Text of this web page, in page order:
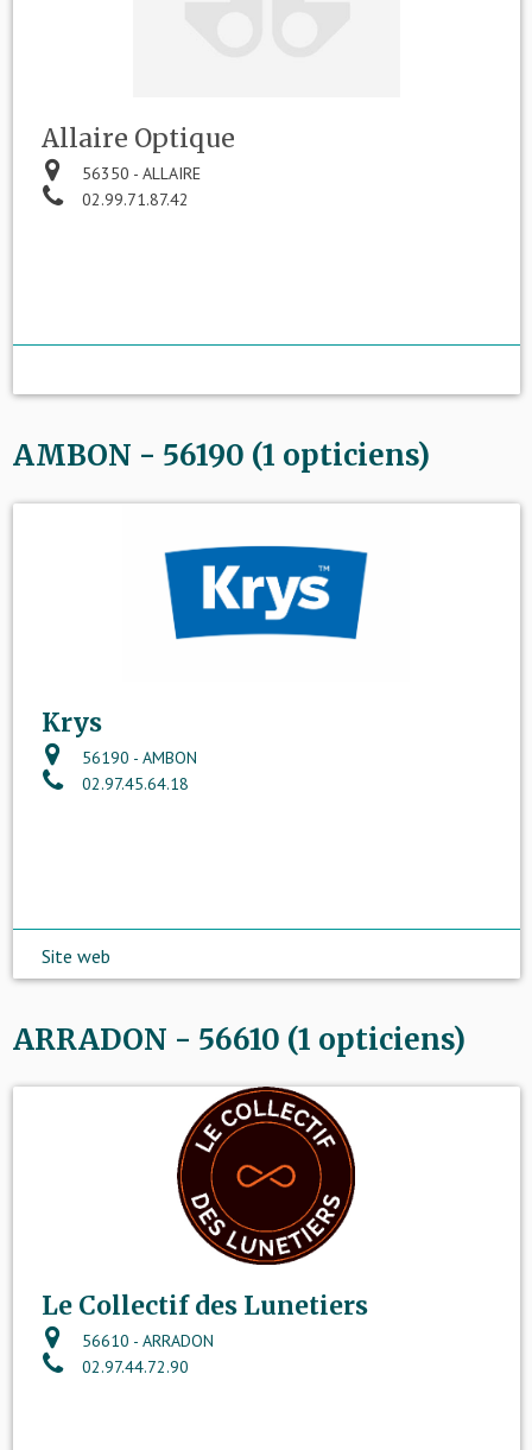
Allaire Optique
56350 - ALLAIRE
02.99.71.87.42
AMBON - 56190 (1 opticiens)
Krys
56190 - AMBON
02.97.45.64.18
Site web
ARRADON - 56610 (1 opticiens)
Le Collectif des Lunetiers
56610 - ARRADON
02.97.44.72.90